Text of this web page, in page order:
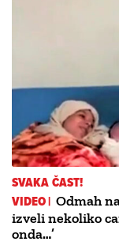
SVAKA ČAST!
VIDEO | Odmah
izveli nekoliko
onda…’